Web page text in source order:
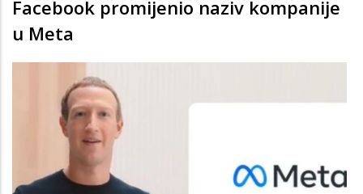
Facebook promijenio naziv kompanije
u Meta